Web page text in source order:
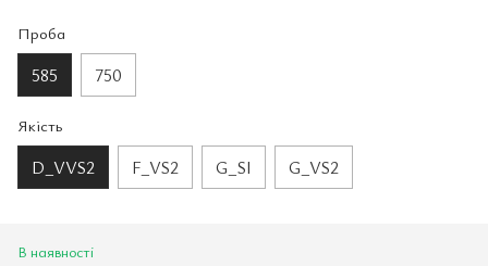
Проба
585 750
Якість
D_VVS2 F_VS2 G_SI G_VS2
В наявності